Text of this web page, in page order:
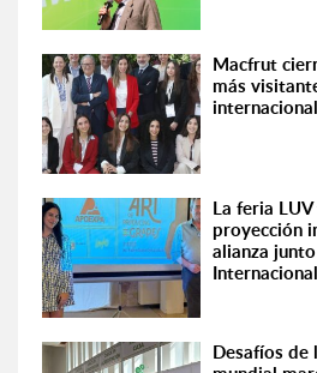
Macfrut
más
internacional
La feria
proyección
alianza
Desafíos de